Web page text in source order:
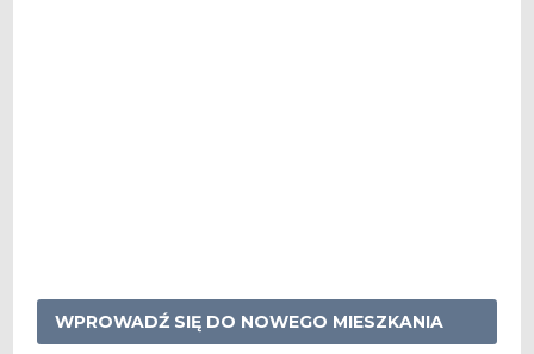
WPROWADŹ SIĘ DO NOWEGO MIESZKANIA